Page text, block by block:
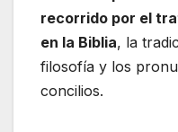
recorrido por el
en la Biblia, la
filosofía y los
concilios.